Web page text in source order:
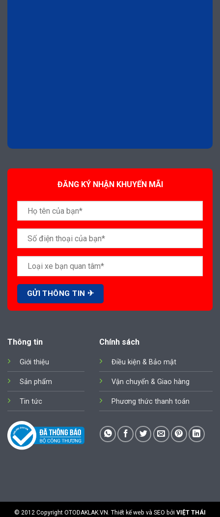
ĐĂNG KÝ NHẬN KHUYẾN MÃI
Thông tin
Giới thiệu
Sản phẩm
Tin tức
Chính sách
Điều kiện & Bảo mật
Vận chuyển & Giao hàng
Phương thức thanh toán
© 2012 Copyright OTODAKLAK.VN . Thiết kế web và SEO bởi VIỆT THÁI